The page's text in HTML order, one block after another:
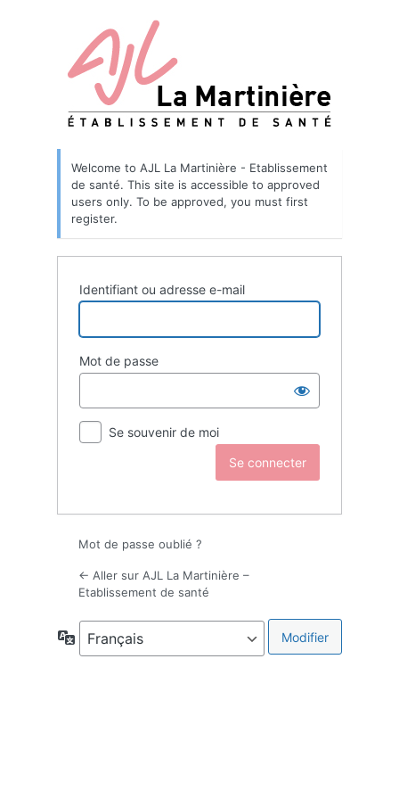
Welcome to AJL La Martinière - Etablissement
de santé. This site is accessible to approved
users only. To be approved, you must first
register.
Identifiant ou adresse e-mail
Mot de passe
Se souvenir de moi
Mot de passe oublié ?
← Aller sur AJL La Martinière –
Etablissement de santé
Langue